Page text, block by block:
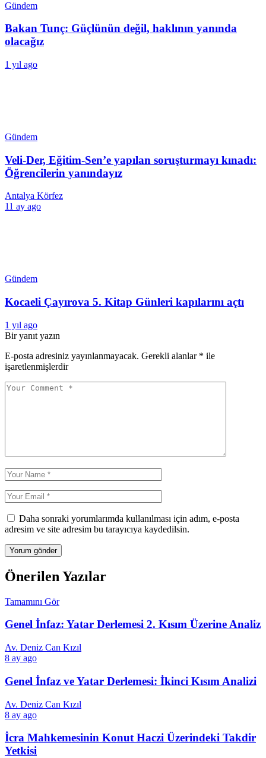
Gündem
Bakan Tunç: Güçlünün değil, haklının yanında
olacağız
1 yıl ago
Gündem
Veli-Der, Eğitim-Sen’e yapılan soruşturmayı kınadı:
Öğrencilerin yanındayız
Antalya Körfez
11 ay ago
Gündem
Kocaeli Çayırova 5. Kitap Günleri kapılarını açtı
1 yıl ago
Bir yanıt yazın
E-posta adresiniz yayınlanmayacak. Gerekli alanlar * ile
işaretlenmişlerdir
Daha sonraki yorumlarımda kullanılması için adım, e-posta
adresim ve site adresim bu tarayıcıya kaydedilsin.
Önerilen Yazılar
Tamamını Gör
Genel İnfaz: Yatar Derlemesi 2. Kısım Üzerine Analiz
Av. Deniz Can Kızıl
8 ay ago
Genel İnfaz ve Yatar Derlemesi: İkinci Kısım Analizi
Av. Deniz Can Kızıl
8 ay ago
İcra Mahkemesinin Konut Haczi Üzerindeki Takdir
Yetkisi